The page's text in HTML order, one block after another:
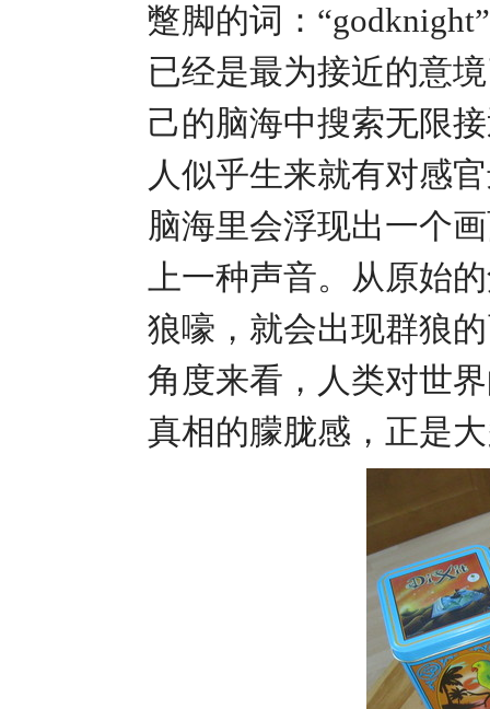
蹩脚的词：
已经是最为接近的意
己的脑海中搜索无限
人似乎生来就有对感
脑海里会浮现出一个
上一种声音。从原始
狼嚎，就会出现群狼
角度来看，人类对世
真相的朦胧感，正是